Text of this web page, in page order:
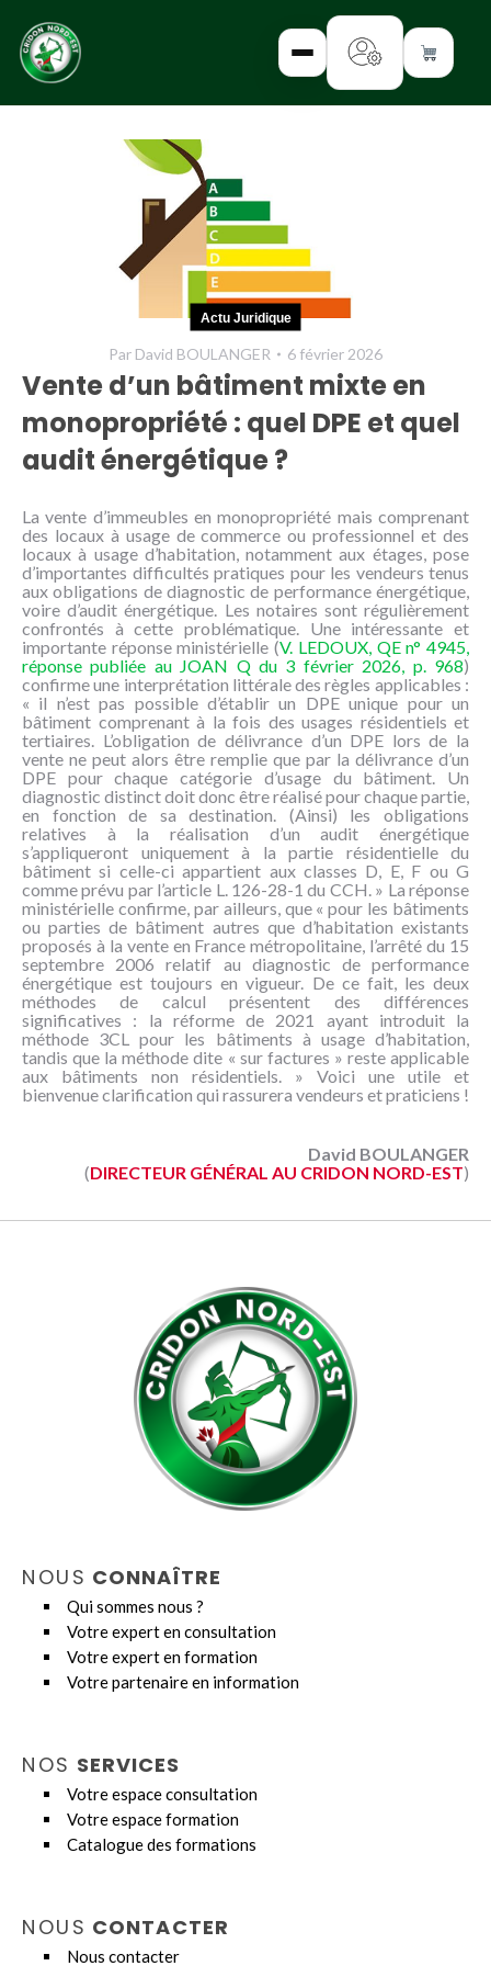
✕
INFORMEZ-
VOUS
LISEZ-NOUS
CONNAÎTRE
CONTACT
Actu Juridique
Par David BOULANGER 6 février 2026
Vente d’un bâtiment mixte en
monopropriété : quel DPE et quel
audit énergétique ?
La vente d’immeubles en monopropriété mais comprenant
des locaux à usage de commerce ou professionnel et des
locaux à usage d’habitation, notamment aux étages, pose
d’importantes difficultés pratiques pour les vendeurs tenus
aux obligations de diagnostic de performance énergétique,
voire d’audit énergétique. Les notaires sont régulièrement
confrontés à cette problématique. Une intéressante et
importante réponse ministérielle (V. LEDOUX, QE n° 4945,
réponse publiée au JOAN Q du 3 février 2026, p. 968)
confirme une interprétation littérale des règles applicables :
« il n’est pas possible d’établir un DPE unique pour un
bâtiment comprenant à la fois des usages résidentiels et
tertiaires. L’obligation de délivrance d’un DPE lors de la
vente ne peut alors être remplie que par la délivrance d’un
DPE pour chaque catégorie d’usage du bâtiment. Un
diagnostic distinct doit donc être réalisé pour chaque partie,
en fonction de sa destination. (Ainsi) les obligations
relatives à la réalisation d’un audit énergétique
s’appliqueront uniquement à la partie résidentielle du
bâtiment si celle-ci appartient aux classes D, E, F ou G
comme prévu par l’article L. 126-28-1 du CCH. » La réponse
ministérielle confirme, par ailleurs, que « pour les bâtiments
ou parties de bâtiment autres que d’habitation existants
proposés à la vente en France métropolitaine, l’arrêté du 15
septembre 2006 relatif au diagnostic de performance
énergétique est toujours en vigueur. De ce fait, les deux
méthodes de calcul présentent des différences
significatives : la réforme de 2021 ayant introduit la
méthode 3CL pour les bâtiments à usage d’habitation,
tandis que la méthode dite « sur factures » reste applicable
aux bâtiments non résidentiels. » Voici une utile et
bienvenue clarification qui rassurera vendeurs et praticiens !
David BOULANGER
(DIRECTEUR GÉNÉRAL AU CRIDON NORD-EST)
NOUS CONNAÎTRE
Qui sommes nous ?
Votre expert en consultation
Votre expert en formation
Votre partenaire en information
NOS SERVICES
Votre espace consultation
Votre espace formation
Catalogue des formations
NOUS CONTACTER
Nous contacter